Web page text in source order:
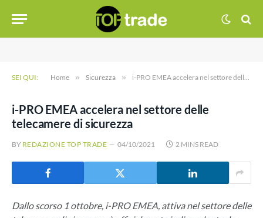
SEI QUI: Home » Sicurezza » i-PRO EMEA accelera nel settore delle telecamere di sicurezza
i-PRO EMEA accelera nel settore delle
telecamere di sicurezza
BY REDAZIONE TOP TRADE 04/10/2021 2 MINS READ
Dallo scorso 1 ottobre, i-PRO EMEA, attiva nel settore delle